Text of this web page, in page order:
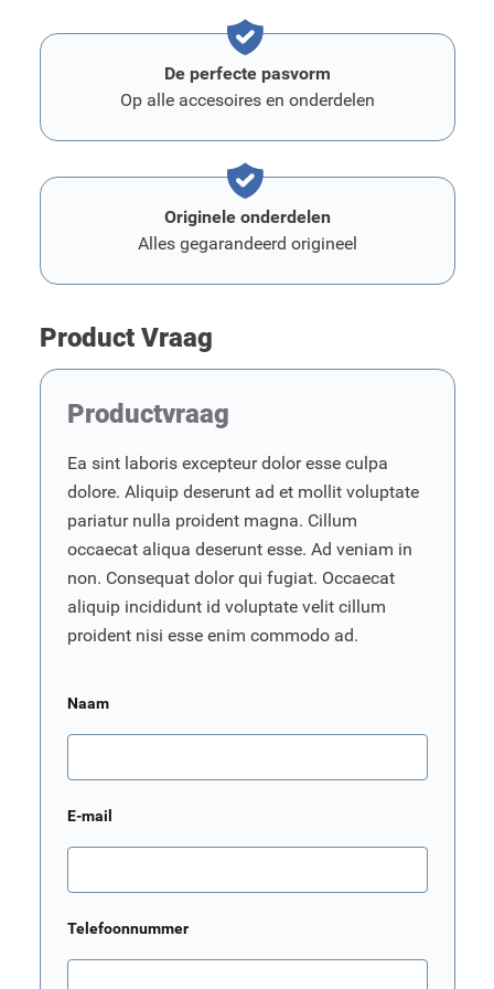
De perfecte pasvorm
Op alle accesoires en onderdelen
Originele onderdelen
Alles gegarandeerd origineel
Product Vraag
Productvraag
Ea sint laboris excepteur dolor esse culpa
dolore. Aliquip deserunt ad et mollit voluptate
pariatur nulla proident magna. Cillum
occaecat aliqua deserunt esse. Ad veniam in
non. Consequat dolor qui fugiat. Occaecat
aliquip incididunt id voluptate velit cillum
proident nisi esse enim commodo ad.
Naam
E-mail
Telefoonnummer